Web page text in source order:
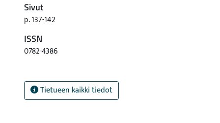
Sivut
p. 137-142
ISSN
0782-4386
Tietueen kaikki tiedot